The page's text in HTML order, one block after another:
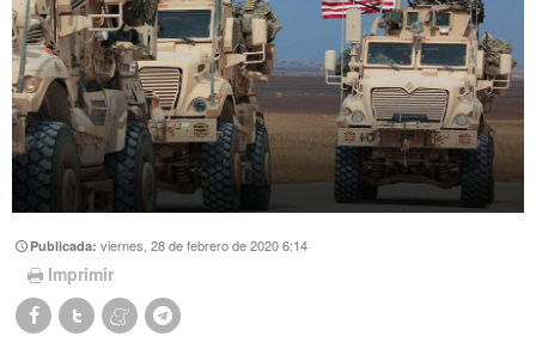
Publicada:viernes, 28 de febrero de 2020 6:14
Imprimir